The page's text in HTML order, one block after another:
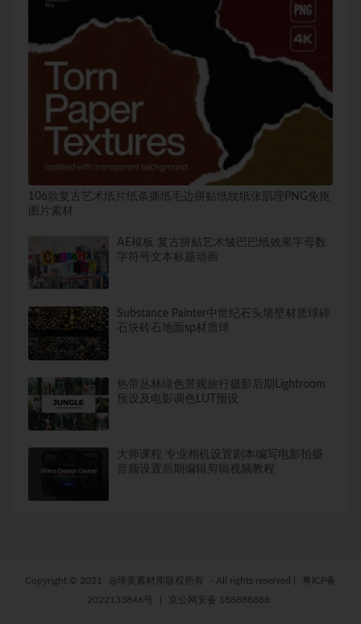
106款复古艺术纸片纸条撕纸毛边拼贴纸纹纸张肌理PNG免抠
图片素材
AE模板 复古拼贴艺术皱巴巴纸效果字母数
字符号文本标题动画
Substance Painter中世纪石头墙壁材质球碎
石块砖石地面sp材质球
热带丛林绿色景观旅行摄影后期Lightroom
预设及电影调色LUT预设
大师课程 专业相机设置剧本编写电影拍摄
音频设置后期编辑剪辑视频教程
Copyright © 2021 @琦美素材库版权所有 - All rights reserved
粤ICP备
2022133846号
京公网安备 188888888